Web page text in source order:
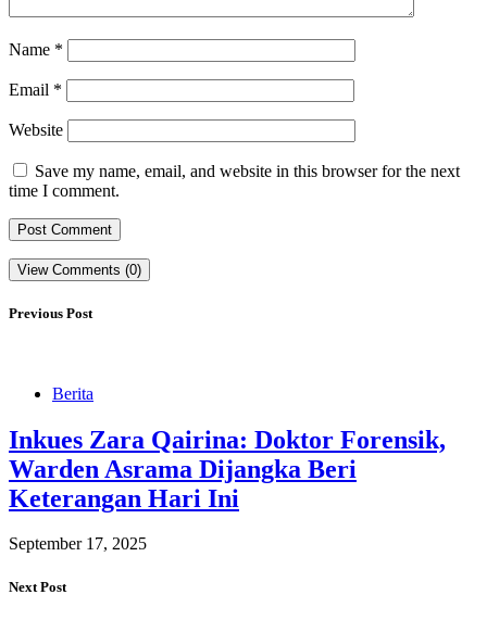
Name *
Email *
Website
Save my name, email, and website in this browser for the next
time I comment.
View Comments (0)
Previous Post
Berita
Inkues Zara Qairina: Doktor Forensik,
Warden Asrama Dijangka Beri
Keterangan Hari Ini
September 17, 2025
Next Post